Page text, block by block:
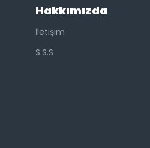
Hakkımızda
İletişim
S.S.S